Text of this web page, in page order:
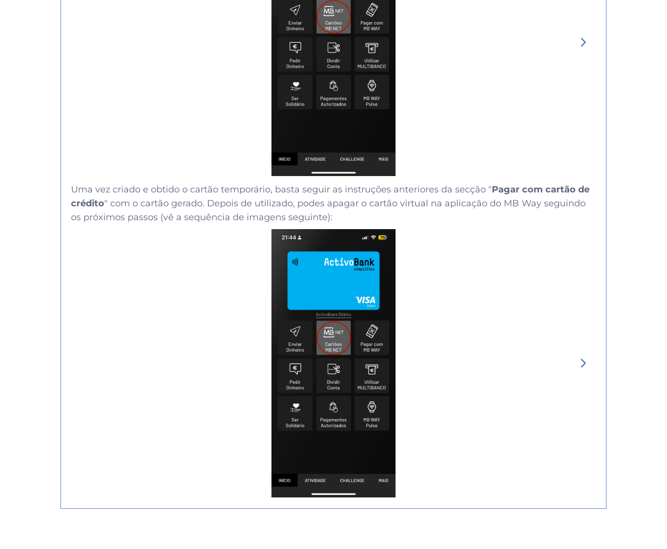
Uma vez criado e obtido o cartão temporário, basta seguir as instruções anteriores da secção "Pagar com cartão de
crédito" com o cartão gerado. Depois de utilizado, podes apagar o cartão virtual na aplicação do MB Way seguindo
os próximos passos (vê a sequência de imagens seguinte):